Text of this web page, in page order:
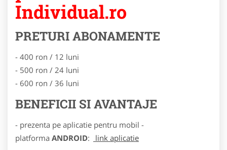
Individual.ro
PRETURI ABONAMENTE
- 400 ron / 12 luni
- 500 ron / 24 luni
- 600 ron / 36 luni
BENEFICII SI AVANTAJE
- prezenta pe aplicatie pentru mobil -
platforma ANDROID:
link aplicatie